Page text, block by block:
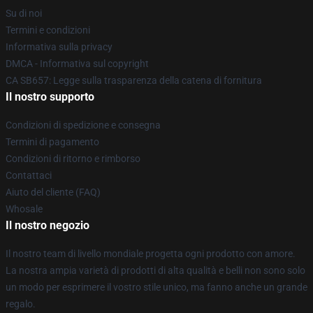
Su di noi
Termini e condizioni
Informativa sulla privacy
DMCA - Informativa sul copyright
CA SB657: Legge sulla trasparenza della catena di fornitura
Il nostro supporto
Condizioni di spedizione e consegna
Termini di pagamento
Condizioni di ritorno e rimborso
Contattaci
Aiuto del cliente (FAQ)
Whosale
Il nostro negozio
Il nostro team di livello mondiale progetta ogni prodotto con amore.
La nostra ampia varietà di prodotti di alta qualità e belli non sono solo
un modo per esprimere il vostro stile unico, ma fanno anche un grande
regalo.